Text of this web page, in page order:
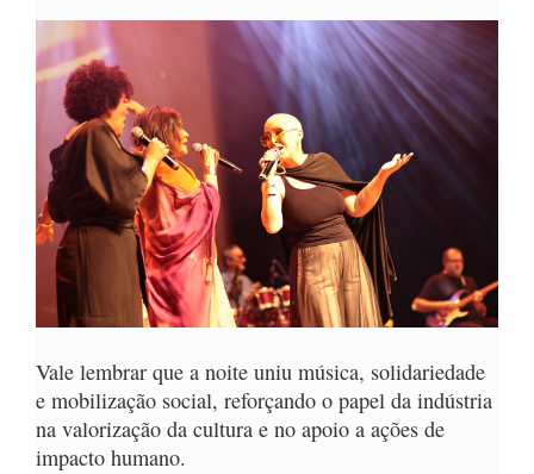
Vale lembrar que a noite uniu música, solidariedade
e mobilização social, reforçando o papel da indústria
na valorização da cultura e no apoio a ações de
impacto humano.